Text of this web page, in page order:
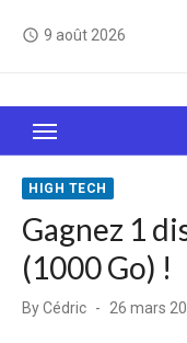
access_time 9 août 2026
Le Web, c'est
sait
HIGH TECH
Gagnez 1
(1000 Go) !
ByCédric
Posted
26 mars